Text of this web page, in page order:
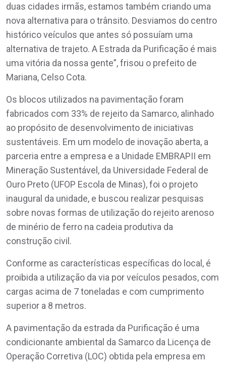
duas cidades irmãs, estamos também criando uma
nova alternativa para o trânsito. Desviamos do centro
histórico veículos que antes só possuíam uma
alternativa de trajeto. A Estrada da Purificação é mais
uma vitória da nossa gente”, frisou o prefeito de
Mariana, Celso Cota.
Os blocos utilizados na pavimentação foram
fabricados com 33% de rejeito da Samarco, alinhado
ao propósito de desenvolvimento de iniciativas
sustentáveis. Em um modelo de inovação aberta, a
parceria entre a empresa e a Unidade EMBRAPII em
Mineração Sustentável, da Universidade Federal de
Ouro Preto (UFOP Escola de Minas), foi o projeto
inaugural da unidade, e buscou realizar pesquisas
sobre novas formas de utilização do rejeito arenoso
de minério de ferro na cadeia produtiva da
construção civil.
Conforme as características específicas do local, é
proibida a utilização da via por veículos pesados, com
cargas acima de 7 toneladas e com cumprimento
superior a 8 metros.
A pavimentação da estrada da Purificação é uma
condicionante ambiental da Samarco da Licença de
Operação Corretiva (LOC) obtida pela empresa em